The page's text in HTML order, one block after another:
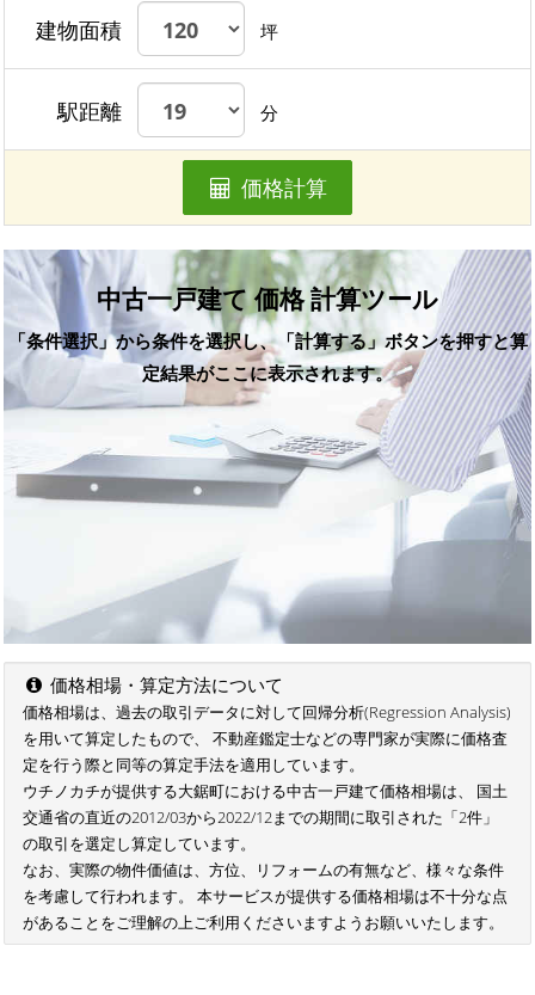
建物面積 坪
駅距離 分
価格計算
中古一戸建て 価格 計算ツール
「条件選択」から条件を選択し、「計算する」ボタンを押すと算
定結果がここに表示されます。
価格相場・算定方法について
価格相場は、過去の取引データに対して回帰分析(Regression Analysis)
を用いて算定したもので、 不動産鑑定士などの専門家が実際に価格査
定を行う際と同等の算定手法を適用しています。
ウチノカチが提供する大鋸町における中古一戸建て価格相場は、 国土
交通省の直近の2012/03から2022/12までの期間に取引された「2件」
の取引を選定し算定しています。
なお、実際の物件価値は、方位、リフォームの有無など、様々な条件
を考慮して行われます。 本サービスが提供する価格相場は不十分な点
があることをご理解の上ご利用くださいますようお願いいたします。